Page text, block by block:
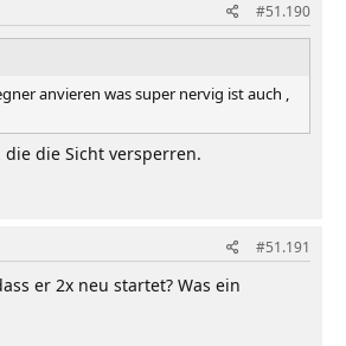
#51.190
anvieren was super nervig ist auch ,
die Sicht versperren.
#51.191
er 2x neu startet? Was ein